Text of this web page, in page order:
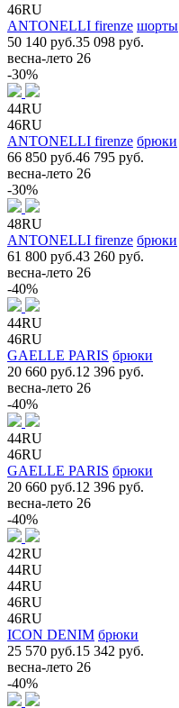
46RU
ANTONELLI firenze шорты
50 140 руб.35 098 руб.
весна-лето 26
-30%
44RU
46RU
ANTONELLI firenze брюки
66 850 руб.46 795 руб.
весна-лето 26
-30%
48RU
ANTONELLI firenze брюки
61 800 руб.43 260 руб.
весна-лето 26
-40%
44RU
46RU
GAELLE PARIS брюки
20 660 руб.12 396 руб.
весна-лето 26
-40%
44RU
46RU
GAELLE PARIS брюки
20 660 руб.12 396 руб.
весна-лето 26
-40%
42RU
44RU
44RU
46RU
46RU
ICON DENIM брюки
25 570 руб.15 342 руб.
весна-лето 26
-40%